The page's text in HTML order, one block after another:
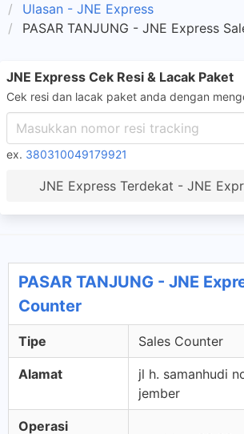
Ulasan - JNE Express
PASAR TANJUNG - JNE Express
JNE Express Cek Resi & Lacak Paket
Cek resi dan lacak paket anda dengan
ex. 380310049179921
JNE Express Terdekat - JNE
PASAR TANJUNG - JNE
Counter
Tipe Sales Counter
Alamat
jl h. samanhudi
jember
Operasi